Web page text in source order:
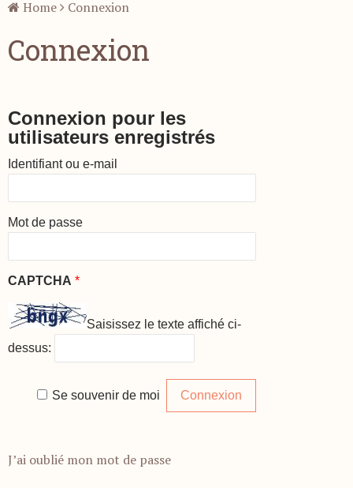
Home Connexion
Connexion
Connexion pour les
utilisateurs enregistrés
Identifiant ou e-mail
Mot de passe
CAPTCHA *
Saisissez le texte affiché ci-
dessus:
Se souvenir de moi
J’ai oublié mon mot de passe